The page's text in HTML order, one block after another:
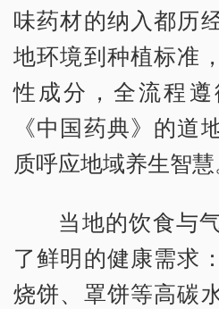
味药材的纳入都历
地环境到种植标准
性成分，全流程遵
《中国药典》的道
质呼应地域养生智慧
当地的饮食与
了鲜明的健康需求
烧饼、罩饼等高碳